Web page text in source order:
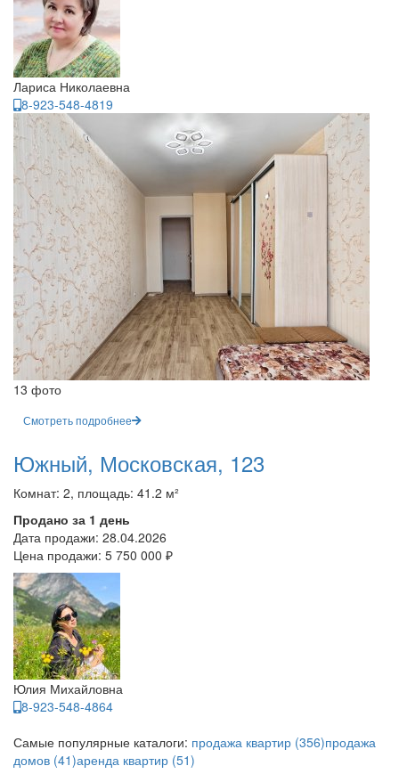
Лариса Николаевна
8-923-548-4819
13 фото
Смотреть подробнее
Южный, Московская, 123
Комнат: 2, площадь: 41.2 м²
Продано за 1 день
Дата продажи: 28.04.2026
Цена продажи: 5 750 000 ₽
Юлия Михайловна
8-923-548-4864
Самые популярные каталоги: продажа квартир (356)продажа
домов (41)аренда квартир (51)